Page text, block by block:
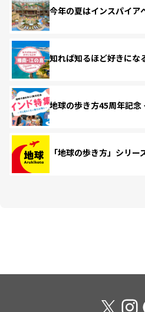
今年の夏はインスパイア
知れば知るほど好きにな
地球の歩き方45周年記念
「地球の歩き方」シリー